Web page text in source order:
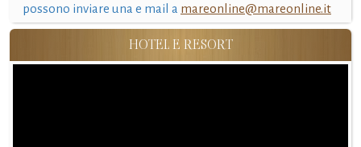
possono inviare una e mail a mareonline@mareonline.it
HOTEL E RESORT